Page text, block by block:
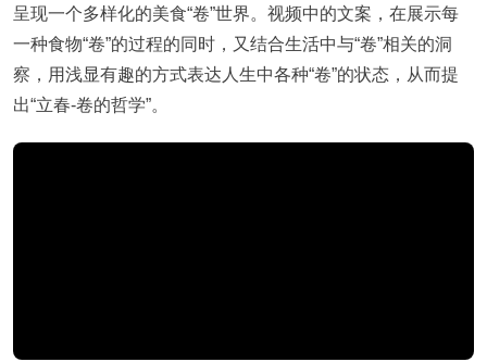
呈现一个多样化的美食“卷”世界。视频中的文案，在展示每
一种食物“卷”的过程的同时，又结合生活中与“卷”相关的洞
察，用浅显有趣的方式表达人生中各种“卷”的状态，从而提
出“立春-卷的哲学”。